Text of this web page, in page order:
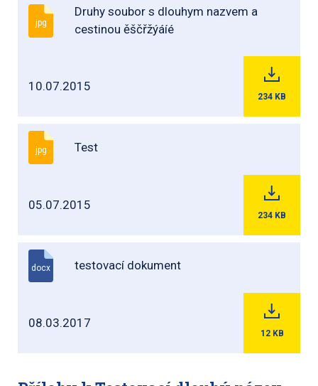
jpg
Druhy soubor s dlouhym nazvem a
cestinou ěščřžýáíé
10.07.2015
234 KB
jpg Test
05.07.2015
234 KB
docx testovací dokument
08.03.2017
12 KB